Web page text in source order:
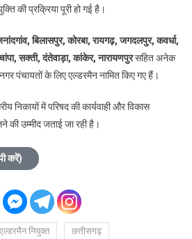
ने
किए
आदेश
की प्रक्रिया पूरी हो गई है।
बिलासपुर, कोरबा, रायगढ़, जगदलपुर, कवर्धा,
सक्ती, दंतेवाड़ा, कांकेर, नारायणपुरसहित अनेक
पंचायतों के लिए एल्डरमैन नामित किए गए हैं।
निकायों में परिषद की कार्यवाही और विकास
की उम्मीद जताई जा रही है।
करें)
एल्डरमैन नियुक्त
छत्तीसगढ़